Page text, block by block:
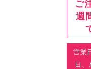
ご
週
営業
日、